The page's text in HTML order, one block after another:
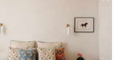
& retour
CGV